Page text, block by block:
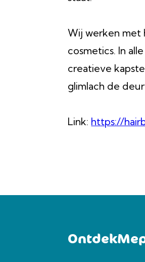
Wij werken met
cosmetics. In
creatieve
glimlach de
Link: https://